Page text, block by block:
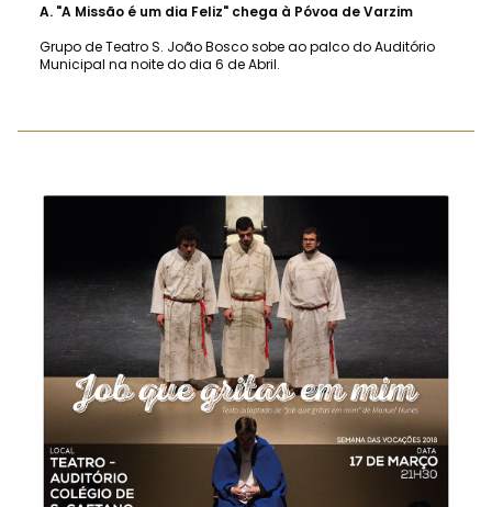
A. "A Missão é um dia Feliz" chega à Póvoa de Varzim
Grupo de Teatro S. João Bosco sobe ao palco do Auditório
Municipal na noite do dia 6 de Abril.